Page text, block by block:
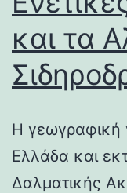
και τα
Η γεωγραφική
Ελλάδα και
Δαλματικής